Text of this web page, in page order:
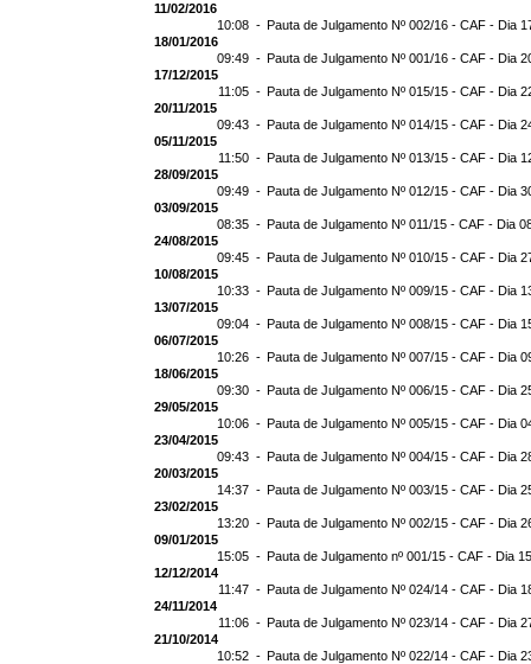
11/02/2016
10:08 - Pauta de Julgamento Nº 002/16 - CAF - Dia
18/01/2016
09:49 - Pauta de Julgamento Nº 001/16 - CAF - Dia
17/12/2015
11:05 - Pauta de Julgamento Nº 015/15 - CAF - Dia
20/11/2015
09:43 - Pauta de Julgamento Nº 014/15 - CAF - Dia
05/11/2015
11:50 - Pauta de Julgamento Nº 013/15 - CAF - Dia
28/09/2015
09:49 - Pauta de Julgamento Nº 012/15 - CAF - Dia
03/09/2015
08:35 - Pauta de Julgamento Nº 011/15 - CAF - Dia
24/08/2015
09:45 - Pauta de Julgamento Nº 010/15 - CAF - Dia
10/08/2015
10:33 - Pauta de Julgamento Nº 009/15 - CAF - Dia
13/07/2015
09:04 - Pauta de Julgamento Nº 008/15 - CAF - Dia
06/07/2015
10:26 - Pauta de Julgamento Nº 007/15 - CAF - Dia
18/06/2015
09:30 - Pauta de Julgamento Nº 006/15 - CAF - Dia
29/05/2015
10:06 - Pauta de Julgamento Nº 005/15 - CAF - Dia
23/04/2015
09:43 - Pauta de Julgamento Nº 004/15 - CAF - Dia
20/03/2015
14:37 - Pauta de Julgamento Nº 003/15 - CAF - Dia
23/02/2015
13:20 - Pauta de Julgamento Nº 002/15 - CAF - Dia
09/01/2015
15:05 - Pauta de Julgamento nº 001/15 - CAF - Dia
12/12/2014
11:47 - Pauta de Julgamento Nº 024/14 - CAF - Dia
24/11/2014
11:06 - Pauta de Julgamento Nº 023/14 - CAF - Dia
21/10/2014
10:52 - Pauta de Julgamento Nº 022/14 - CAF - Dia